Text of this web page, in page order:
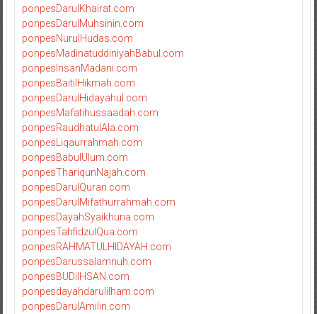
ponpesDarulKhairat.com
ponpesDarulMuhsinin.com
ponpesNurulHudas.com
ponpesMadinatuddiniyahBabul.com
ponpesInsanMadani.com
ponpesBaitilHikmah.com
ponpesDarulHidayahul.com
ponpesMafatihussaadah.com
ponpesRaudhatulAla.com
ponpesLiqaurrahmah.com
ponpesBabulUlum.com
ponpesThariqunNajah.com
ponpesDarulQuran.com
ponpesDarulMifathurrahmah.com
ponpesDayahSyaikhuna.com
ponpesTahfidzulQua.com
ponpesRAHMATULHIDAYAH.com
ponpesDarussalamnuh.com
ponpesBUDiIHSAN.com
ponpesdayahdarulilham.com
ponpesDarulAmilin.com